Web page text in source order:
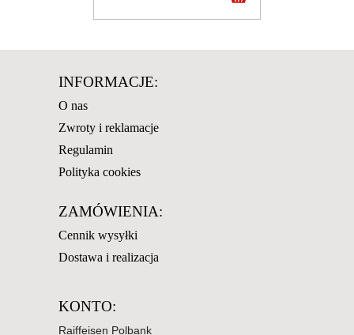
INFORMACJE:
O nas
Zwroty i reklamacje
Regulamin
Polityka cookies
ZAMÓWIENIA:
Cennik wysyłki
Dostawa i realizacja
KONTO:
Raiffeisen Polbank